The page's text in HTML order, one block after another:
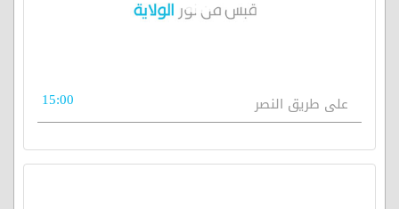
على طريق النصر 15:00